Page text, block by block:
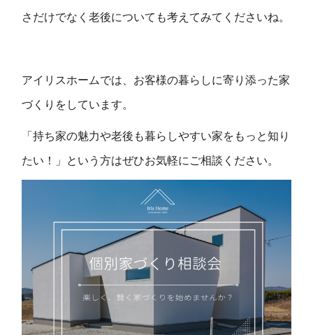
さだけでなく老後についても考えてみてくださいね。
アイリスホームでは、お客様の暮らしに寄り添った家
づくりをしています。
「持ち家の魅力や老後も暮らしやすい家をもっと知り
たい！」という方はぜひお気軽にご相談ください。